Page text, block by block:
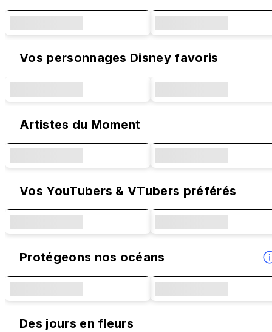
Vos personnages Disney favoris
Artistes du Moment
Vos YouTubers & VTubers préférés
Protégeons nos océans
Des jours en fleurs